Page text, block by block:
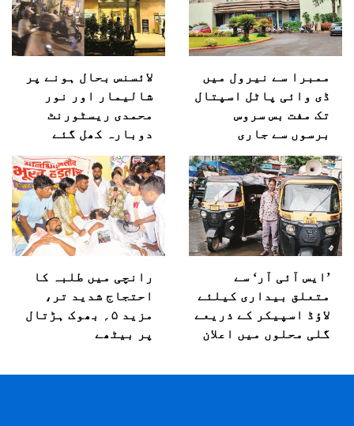
ممبرا سے نیرول میں
ڈی وائی پاٹل اسپتال
تک مفت بس سروس
برسوں سے جاری
لائسنس بحال ہونے پر
شالیمار اور نور
محمدی ریسٹورنٹ
دوبارہ کھل گئے
’ایس آئی آر‘ سے
متعلق بیداری کیلئے
لاؤڈ اسپیکر کے ذریعے
گلی محلوں میں اعلان
رانچی میں طلبہ کا
احتجاج شدید تر،
مزید ۵؍ بھوک ہڑتال
پر بیٹھے